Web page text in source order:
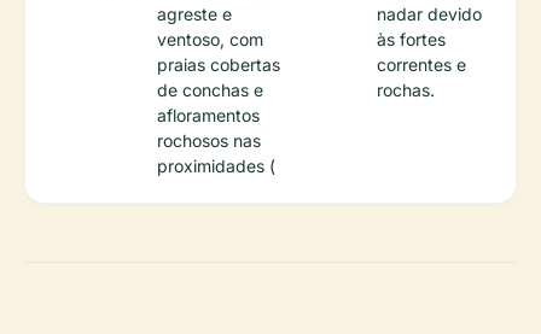
agreste e
ventoso, com
praias cobertas
de conchas e
afloramentos
rochosos nas
proximidades (
nadar devido
às fortes
correntes e
rochas.